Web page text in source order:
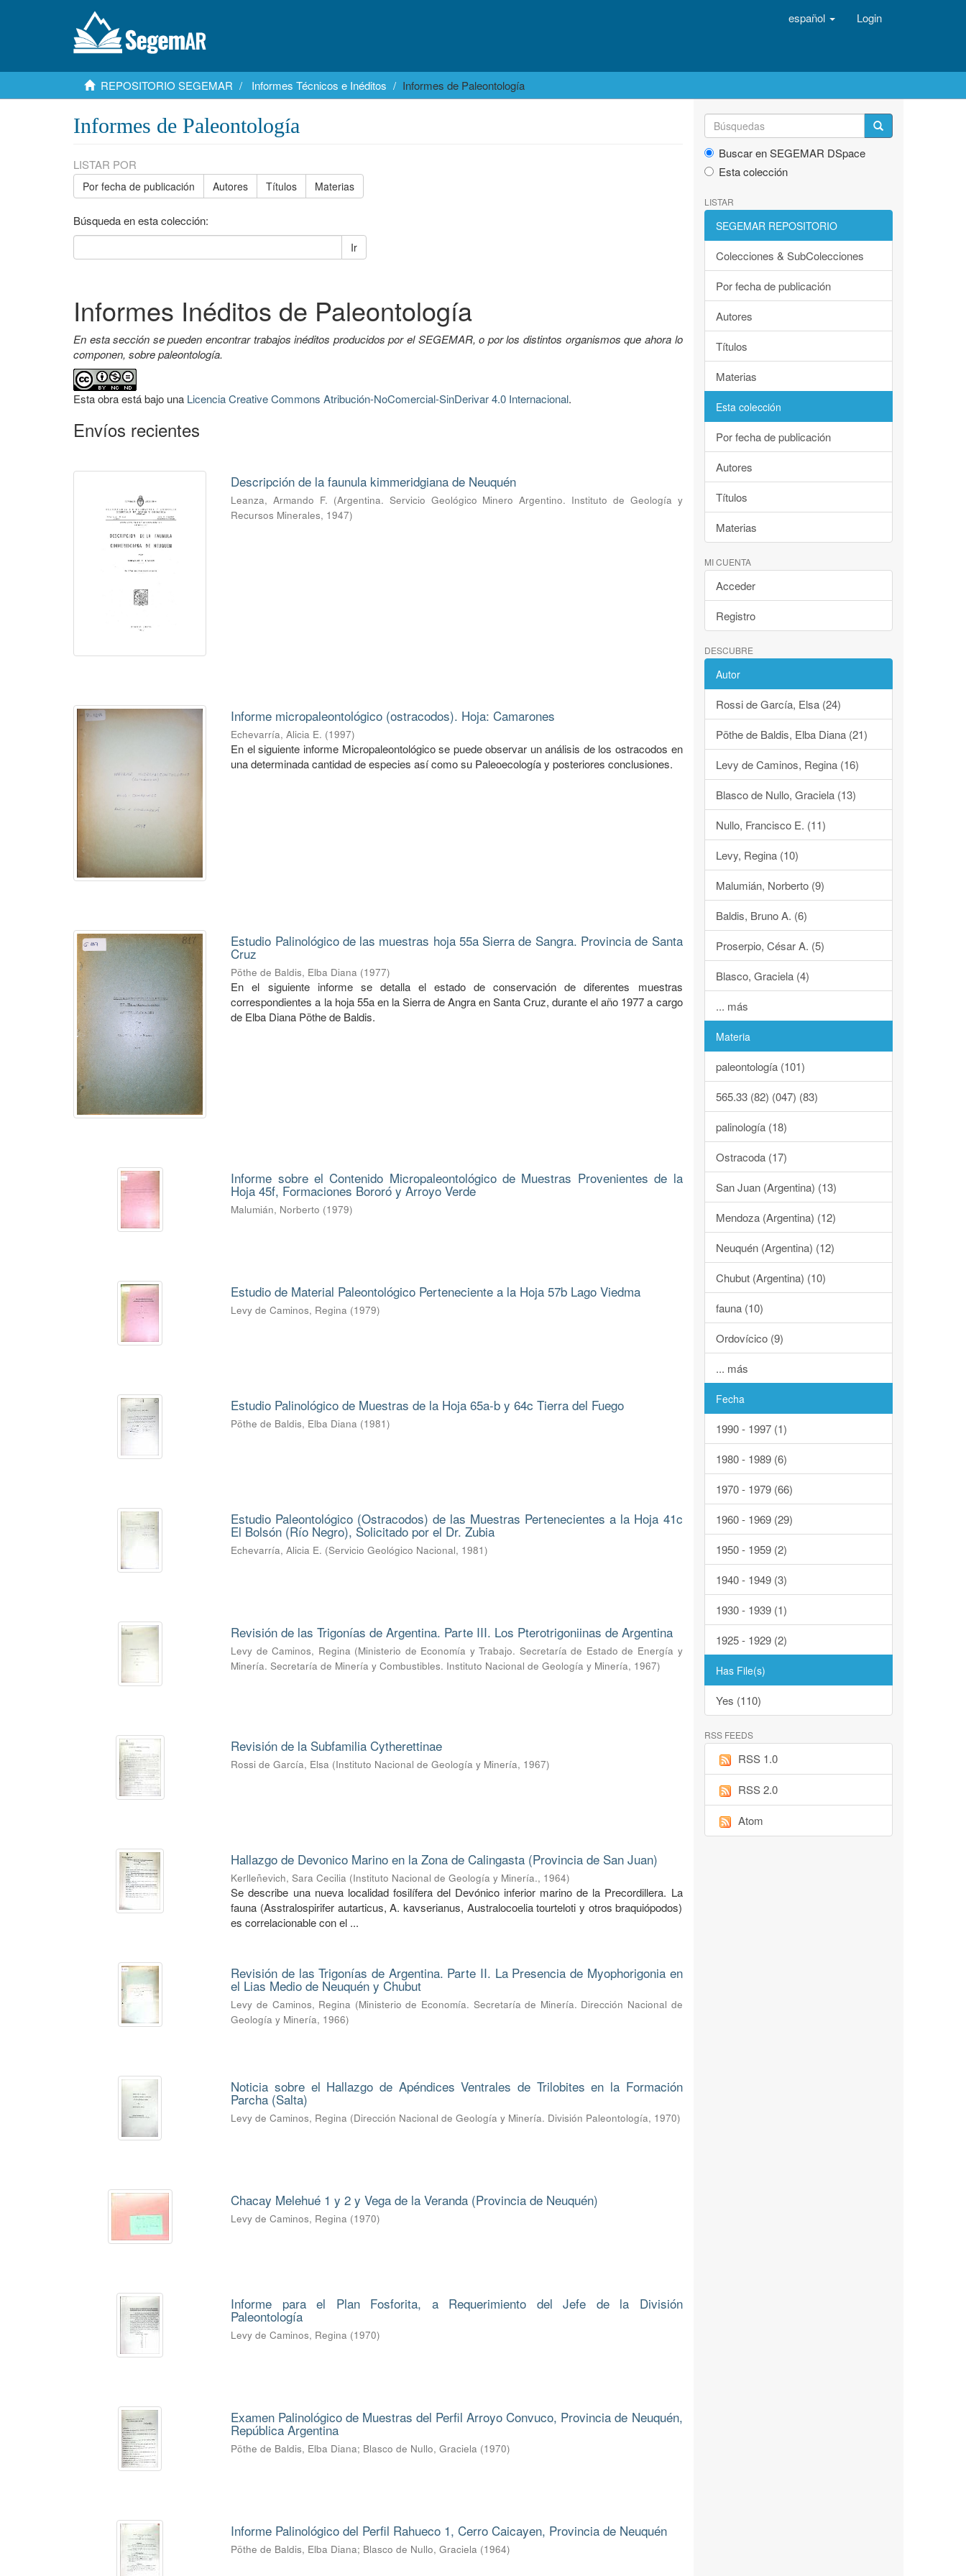
español Login
REPOSITORIO SEGEMAR Informes Técnicos e Inéditos Informes de Paleontología
Informes de Paleontología
LISTAR POR
Por fecha de publicación Autores Títulos Materias
Búsqueda en esta colección:
Ir
Informes Inéditos de Paleontología
En esta sección se pueden encontrar trabajos inéditos producidos por el SEGEMAR, o por los distintos organismos que ahora lo
componen, sobre paleontología.
Esta obra está bajo una Licencia Creative Commons Atribución-NoComercial-SinDerivar 4.0 Internacional.
Envíos recientes
Descripción de la faunula kimmeridgiana de Neuquén
Leanza, Armando F. (Argentina. Servicio Geológico Minero Argentino. Instituto de Geología y
Recursos Minerales, 1947)
Informe micropaleontológico (ostracodos). Hoja: Camarones
Echevarría, Alicia E. (1997)
En el siguiente informe Micropaleontológico se puede observar un análisis de los ostracodos en
una determinada cantidad de especies así como su Paleoecología y posteriores conclusiones.
Estudio Palinológico de las muestras hoja 55a Sierra de Sangra. Provincia de Santa
Cruz
Pöthe de Baldis, Elba Diana (1977)
En el siguiente informe se detalla el estado de conservación de diferentes muestras
correspondientes a la hoja 55a en la Sierra de Angra en Santa Cruz, durante el año 1977 a cargo
de Elba Diana Pöthe de Baldis.
Informe sobre el Contenido Micropaleontológico de Muestras Provenientes de la
Hoja 45f, Formaciones Bororó y Arroyo Verde
Malumián, Norberto (1979)
Estudio de Material Paleontológico Perteneciente a la Hoja 57b Lago Viedma
Levy de Caminos, Regina (1979)
Estudio Palinológico de Muestras de la Hoja 65a-b y 64c Tierra del Fuego
Pöthe de Baldis, Elba Diana (1981)
Estudio Paleontológico (Ostracodos) de las Muestras Pertenecientes a la Hoja 41c
El Bolsón (Río Negro), Solicitado por el Dr. Zubia
Echevarría, Alicia E. (Servicio Geológico Nacional, 1981)
Revisión de las Trigonías de Argentina. Parte III. Los Pterotrigoniinas de Argentina
Levy de Caminos, Regina (Ministerio de Economía y Trabajo. Secretaría de Estado de Energía y
Minería. Secretaría de Minería y Combustibles. Instituto Nacional de Geología y Minería, 1967)
Revisión de la Subfamilia Cytherettinae
Rossi de García, Elsa (Instituto Nacional de Geología y Minería, 1967)
Hallazgo de Devonico Marino en la Zona de Calingasta (Provincia de San Juan)
Kerlleñevich, Sara Cecilia (Instituto Nacional de Geología y Minería., 1964)
Se describe una nueva localidad fosilífera del Devónico inferior marino de la Precordillera. La
fauna (Asstralospirifer autarticus, A. kavserianus, Australocoelia tourteloti y otros braquiópodos)
es correlacionable con el ...
Revisión de las Trigonías de Argentina. Parte II. La Presencia de Myophorigonia en
el Lias Medio de Neuquén y Chubut
Levy de Caminos, Regina (Ministerio de Economía. Secretaría de Minería. Dirección Nacional de
Geología y Minería, 1966)
Noticia sobre el Hallazgo de Apéndices Ventrales de Trilobites en la Formación
Parcha (Salta)
Levy de Caminos, Regina (Dirección Nacional de Geología y Minería. División Paleontología, 1970)
Chacay Melehué 1 y 2 y Vega de la Veranda (Provincia de Neuquén)
Levy de Caminos, Regina (1970)
Informe para el Plan Fosforita, a Requerimiento del Jefe de la División
Paleontología
Levy de Caminos, Regina (1970)
Examen Palinológico de Muestras del Perfil Arroyo Convuco, Provincia de Neuquén,
República Argentina
Pöthe de Baldis, Elba Diana; Blasco de Nullo, Graciela (1970)
Informe Palinológico del Perfil Rahueco 1, Cerro Caicayen, Provincia de Neuquén
Pöthe de Baldis, Elba Diana; Blasco de Nullo, Graciela (1964)
Buscar en SEGEMAR DSpace
Esta colección
LISTAR
SEGEMAR REPOSITORIO
Colecciones & SubColecciones
Por fecha de publicación
Autores
Títulos
Materias
Esta colección
Por fecha de publicación
Autores
Títulos
Materias
MI CUENTA
Acceder
Registro
DESCUBRE
Autor
Rossi de García, Elsa (24)
Pöthe de Baldis, Elba Diana (21)
Levy de Caminos, Regina (16)
Blasco de Nullo, Graciela (13)
Nullo, Francisco E. (11)
Levy, Regina (10)
Malumián, Norberto (9)
Baldis, Bruno A. (6)
Proserpio, César A. (5)
Blasco, Graciela (4)
... más
Materia
paleontología (101)
565.33 (82) (047) (83)
palinología (18)
Ostracoda (17)
San Juan (Argentina) (13)
Mendoza (Argentina) (12)
Neuquén (Argentina) (12)
Chubut (Argentina) (10)
fauna (10)
Ordovícico (9)
... más
Fecha
1990 - 1997 (1)
1980 - 1989 (6)
1970 - 1979 (66)
1960 - 1969 (29)
1950 - 1959 (2)
1940 - 1949 (3)
1930 - 1939 (1)
1925 - 1929 (2)
Has File(s)
Yes (110)
RSS FEEDS
RSS 1.0
RSS 2.0
Atom